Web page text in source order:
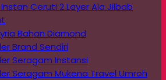
Ceruti 2 Layer Ala Jilbab
Bahan Diamond
Brand Sendiri
Seragam Instansi
Seragam Mukena Travel Umroh